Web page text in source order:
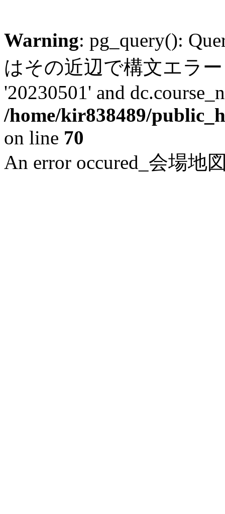
Warning: pg_query():
はその近辺で構文エラ
'20230501' and
/home/kir838489/
on line 70
An error occured_会場地